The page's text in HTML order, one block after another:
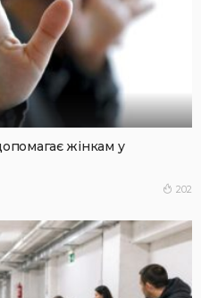
жінкам у
202